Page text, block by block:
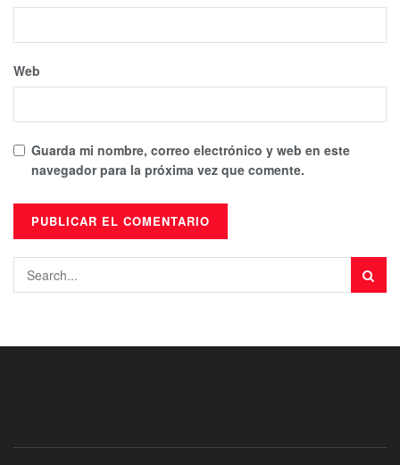
Web
Guarda mi nombre, correo electrónico y web en este
navegador para la próxima vez que comente.